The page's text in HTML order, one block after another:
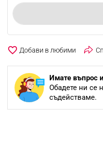
favorite_border
Имате въпрос
Обадете ни се
съдействаме.